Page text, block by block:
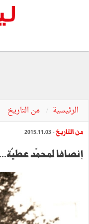
الرئيسية من التاريخ
من التاريخ- 2015.11.03
إنصافا‭ ‬لمحمّد‭ ‬عطيّة‭...‬